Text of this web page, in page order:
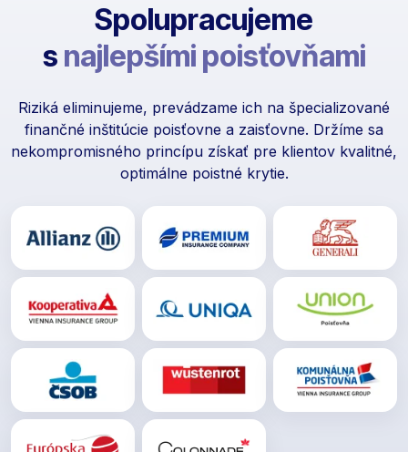
Spolupracujeme
s najlepšími poisťovňami
Riziká eliminujeme, prevádzame ich na špecializované
finančné inštitúcie poisťovne a zaisťovne. Držíme sa
nekompromisného princípu získať pre klientov kvalitné,
optimálne poistné krytie.